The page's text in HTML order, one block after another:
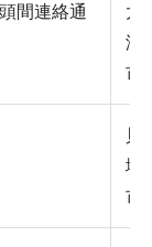
間連絡通
大
津
市
貝
塚
市